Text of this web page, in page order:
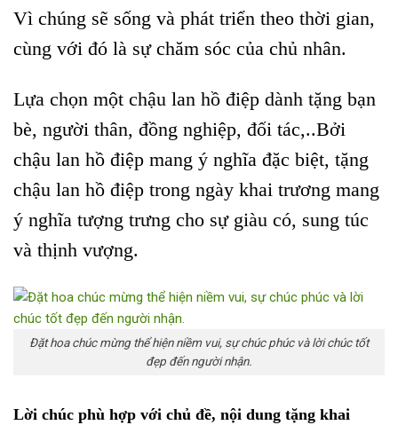
Vì chúng sẽ sống và phát triển theo thời gian,
cùng với đó là sự chăm sóc của chủ nhân.
Lựa chọn một chậu lan hồ điệp dành tặng bạn
bè, người thân, đồng nghiệp, đối tác,..Bởi
chậu lan hồ điệp mang ý nghĩa đặc biệt, tặng
chậu lan hồ điệp trong ngày khai trương mang
ý nghĩa tượng trưng cho sự giàu có, sung túc
và thịnh vượng.
Đặt hoa chúc mừng thể hiện niềm vui, sự chúc phúc và lời chúc tốt
đẹp đến người nhận.
Lời chúc phù hợp với chủ đề, nội dung tặng khai